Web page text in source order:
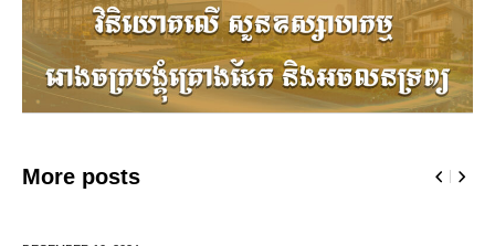
More posts